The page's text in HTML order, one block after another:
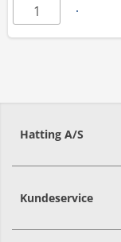
Hatting A/S
8700Horsens
Kundeservice